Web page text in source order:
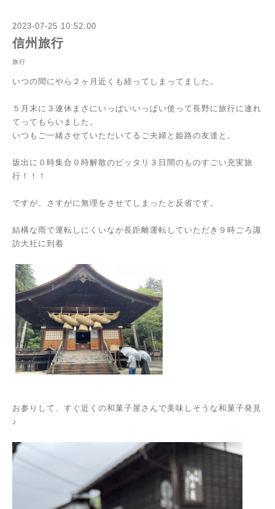
2023-07-25 10:52:00
信州旅行
旅行
いつの間にやら２ヶ月近くも経ってしまってました。
５月末に３連休まさにいっぱいいっぱい使って長野に旅行に連れ
てってもらいました。
いつもご一緒させていただいてるご夫婦と姫路の友達と。
坂出に０時集合０時解散のピッタリ３日間のものすごい充実旅
行！！！
ですが、さすがに無理をさせてしまったと反省です。
結構な雨で運転しにくいなか長距離運転していただき９時ごろ諏
訪大社に到着
お参りして、すぐ近くの和菓子屋さんで美味しそうな和菓子発見
♪